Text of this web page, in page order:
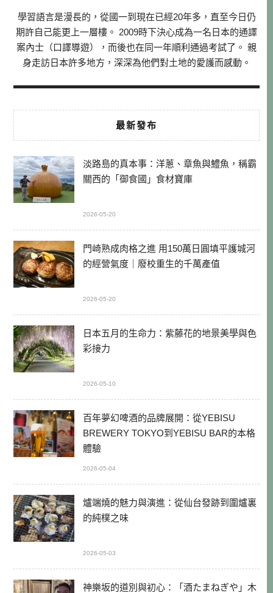
學習語言是漫長的，從國一到現在已經20年多，直至今日仍
期許自己能更上一層樓。 2009時下決心成為一名日本的通譯
案內士（口譯導遊），而後也在同一年順利通過考試了。 親
身走訪日本許多地方，深深為他們對土地的愛護而感動。
最新發布
淡路島的真本事：洋蔥、章魚與鱧魚，稱霸
關西的「御食國」食材寶庫
2026-05-20
門崎熟成肉格之進 用150萬日圓填平護城河
的經營氣度｜廢校重生的千萬產值
2026-05-20
日本五月的生命力：紫藤花的地景美學與色
彩接力
2026-05-10
百年夢幻啤酒的品牌展開：從YEBISU
BREWERY TOKYO到YEBISU BAR的本格
體驗
2026-05-04
爐端燒的魅力與演進：從仙台發跡到圍爐裏
的純樸之味
2026-05-03
神樂坂的道別與初心：「酒たまねぎや」木